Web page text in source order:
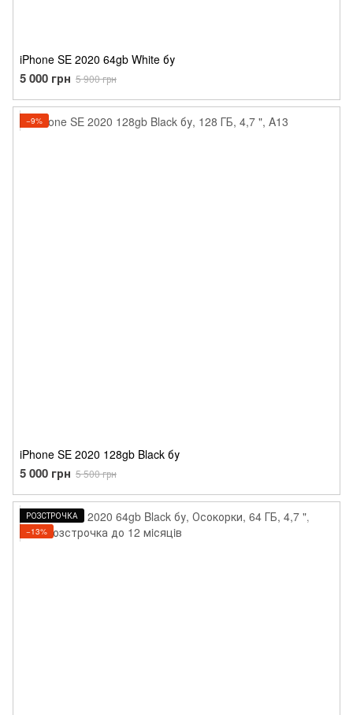
iPhone SE 2020 64gb White бу
5 000 грн 5 900 грн
−9%
iPhone SE 2020 128gb Black бу
5 000 грн 5 500 грн
РОЗСТРОЧКА
−13%